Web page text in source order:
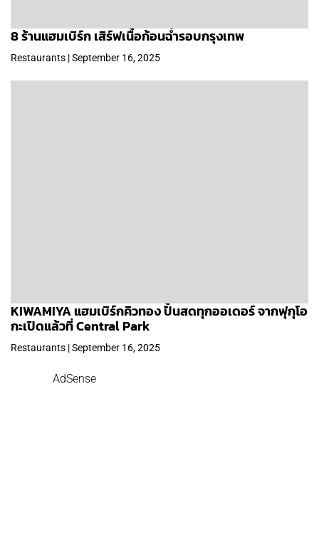
8 ร้านแฮมเบิร์ก เสิร์ฟเนื้อก้อนฉ่ำรอบกรุงเทพ
Restaurants | September 16, 2025
KIWAMIYA แฮมเบิร์กคิวทอง ปั้นสดทุกออเดอร์ จากฟุกุโอ
กะเปิดแล้วที่ Central Park
Restaurants | September 16, 2025
AdSense